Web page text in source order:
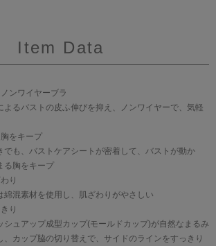
Item Data
ンワイヤーブラ
るバストの皮ふ伸びを抑え、ノンワイヤーで、気軽
をキープ
も、バストケアシートが密着して、バストが動か
る胸をキープ
り
混素材を使用し、肌ざわりがやさしい
り
ュアップ成型カップ(モールドカップ)が自然なまるみ
カップ脇の切り替えで、サイドのラインをすっきり